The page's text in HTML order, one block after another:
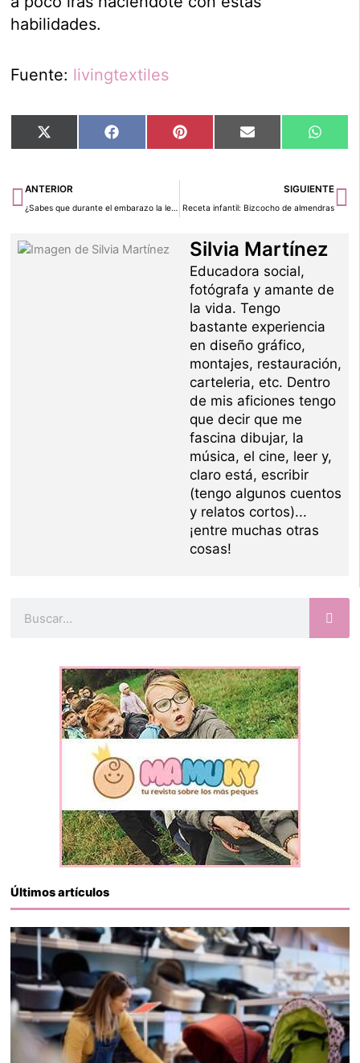
habilidades.
Fuente: livingtextiles
Compartir
en
X
(Twitter)
Compartir
en
Facebook Compartir
en
Pinterest Compartir
en
Email
en
Ant
ANTERIOR
¿Sabes que durante el embarazo la ley protege contra el despido?
SIGUIENTE
Receta infantil: Bizcocho de almendras
Silvia Martínez
Educadora social,
fotógrafa y amante de
la vida. Tengo
bastante experiencia
en diseño gráfico,
montajes, restauración,
carteleria, etc. Dentro
de mis aficiones tengo
que decir que me
fascina dibujar, la
música, el cine, leer y,
claro está, escribir
(tengo algunos cuentos
y relatos cortos)...
¡entre muchas otras
cosas!
Últimos artículos